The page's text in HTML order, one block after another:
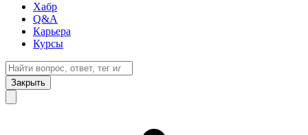
Хабр
Q&A
Карьера
Курсы
Закрыть